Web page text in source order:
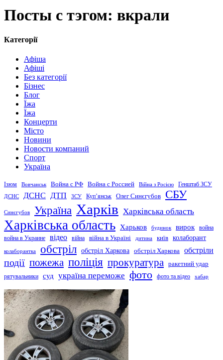
Посты с тэгом: вкрали
Категорії
Афіша
Афіші
Без категорії
Бізнес
Блог
Їжа
Їжа
Концерти
Місто
Новини
Новости компаний
Спорт
Україна
Ізюм Вовчанськ Война с РФ Война с Россией Війна з Росією Генштаб ЗСУ
ДСНС ДСНС ДТП ЗСУ Купʼянськ Олег Синєгубов СБУ
Синєгубов Україна Харків Харківська область
Харківська область Харьков будинок вирок война
война в Украине відео війна війна в Україні дитина київ колаборант
колаборантка обстріл обстріл Харкова обстріл Харкова обстріли
події пожежа поліція прокуратура
ракетний удар
рятувальники
суд україна переможе фото фото та відео хабар